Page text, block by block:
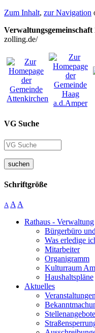
Zum Inhalt, zur Navigation
zolling.de/
VG Suche
suchen
Schriftgröße
A A A
Rathaus - Verwaltung
Bürgerbüro
Was erledige
Mitarbeiter
Organigramm
Kulturraum
Haushaltspläne
Aktuelles
Veranstaltungen
Stellenangebote